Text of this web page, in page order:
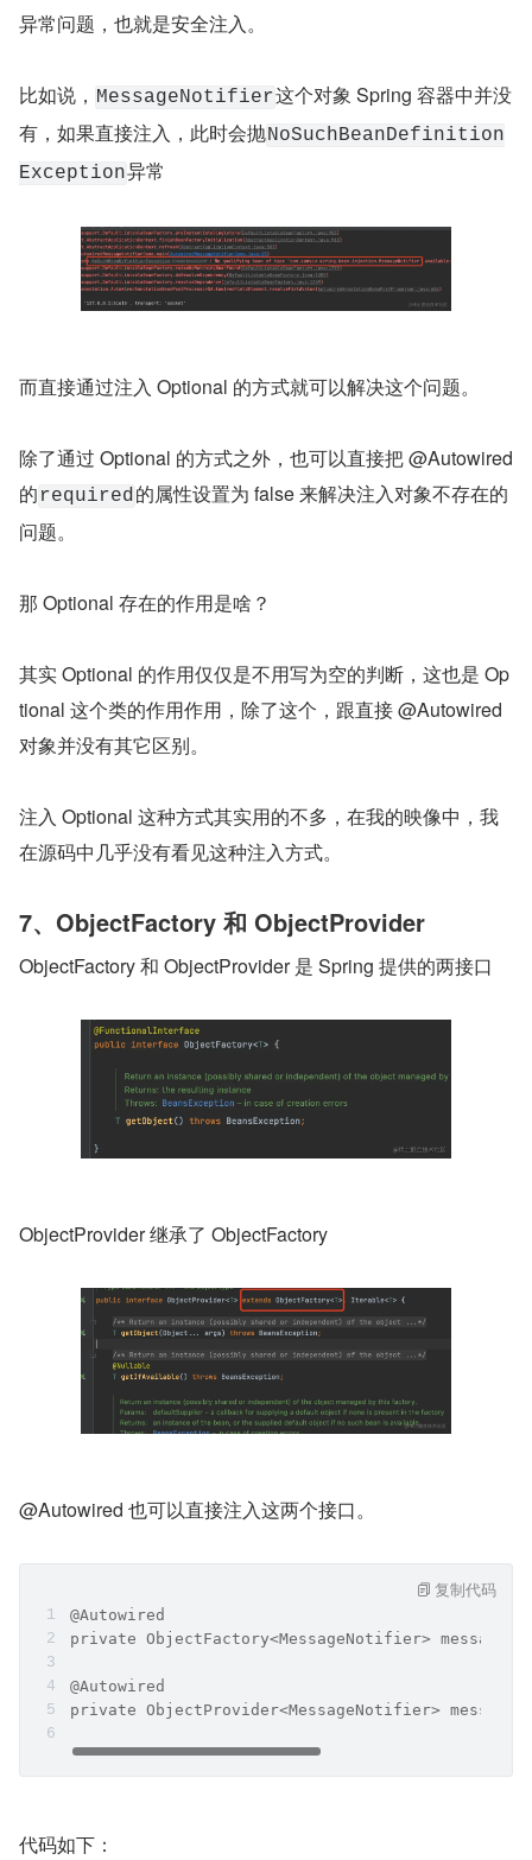
异常问题，也就是安全注入。
比如说， MessageNotifier这个对象 Spring 容器中并没
有，如果直接注入，此时会抛NoSuchBeanDefinition
Exception异常
而直接通过注入 Optional 的方式就可以解决这个问题。
除了通过 Optional 的方式之外，也可以直接把 @Autowired
的 required的属性设置为 false 来解决注入对象不存在的
问题。
那 Optional 存在的作用是啥？
其实 Optional 的作用仅仅是不用写为空的判断，这也是 Op
tional 这个类的作用作用，除了这个，跟直接 @Autowired
对象并没有其它区别。
注入 Optional 这种方式其实用的不多，在我的映像中，我
在源码中几乎没有看见这种注入方式。
7、ObjectFactory 和 ObjectProvider
ObjectFactory 和 ObjectProvider 是 Spring 提供的两接口
ObjectProvider 继承了 ObjectFactory
@Autowired 也可以直接注入这两个接口。
@Autowired
private ObjectFactory<MessageNotifier>
@Autowired
private ObjectProvider<MessageNotifier>
复制代码
代码如下：